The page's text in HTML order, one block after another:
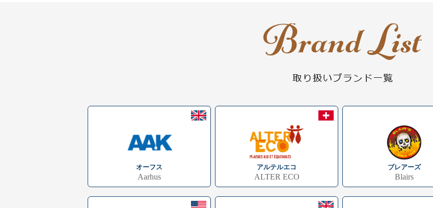
オーフス
Aarhus
アルテルエコ
ALTER ECO
ブレアーズ
Blairs